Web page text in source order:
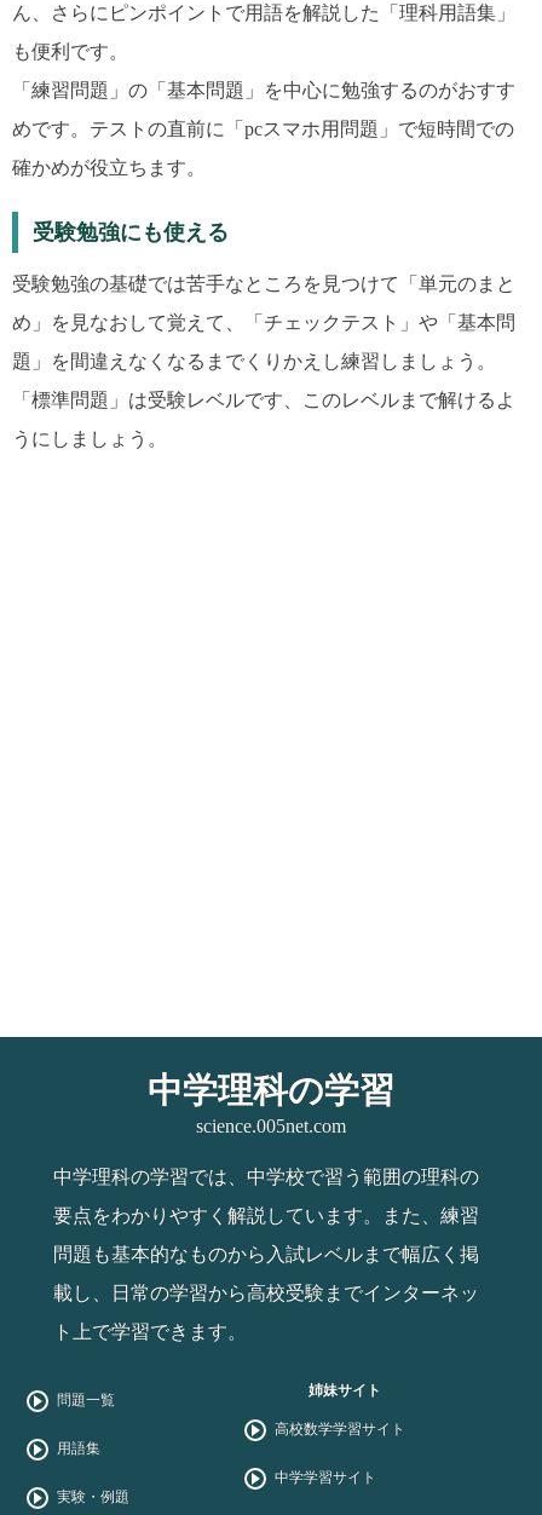
ん、さらにピンポイントで用語を解説した「理科用語集」
も便利です。
「練習問題」の「基本問題」を中心に勉強するのがおすす
めです。テストの直前に「pcスマホ用問題」で短時間での
確かめが役立ちます。
受験勉強にも使える
受験勉強の基礎では苦手なところを見つけて「単元のまと
め」を見なおして覚えて、「チェックテスト」や「基本問
題」を間違えなくなるまでくりかえし練習しましょう。
「標準問題」は受験レベルです、このレベルまで解けるよ
うにしましょう。
中学理科の学習
science.005net.com
中学理科の学習では、中学校で習う範囲の理科の
要点をわかりやすく解説しています。また、練習
問題も基本的なものから入試レベルまで幅広く掲
載し、日常の学習から高校受験までインターネッ
ト上で学習できます。
問題一覧
用語集
実験・例題
姉妹サイト
高校数学学習サイト
中学学習サイト